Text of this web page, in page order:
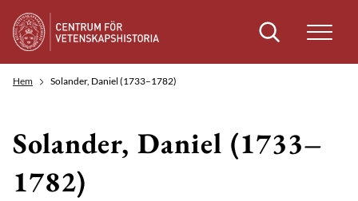
Sök
Hem Solander, Daniel (1733–1782)
Solander, Daniel (1733–
1782)